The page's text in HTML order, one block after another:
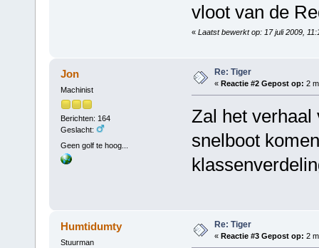
vloot van de
« Laatst bewerkt op: 17 juli 2009,
Jon
Machinist
Berichten: 164
Geslacht:
Geen golf te hoog...
Re: Tiger
« Reactie #2 Gepost op: 2
Zal het verhaal
snelboot
Humtidumty
Stuurman
Re: Tiger
« Reactie #3 Gepost op: 2